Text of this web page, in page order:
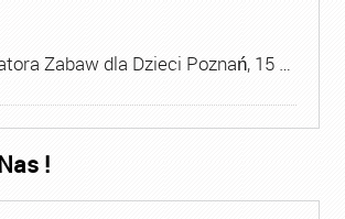
Zabaw dla Dzieci Poznań, 15 …
!